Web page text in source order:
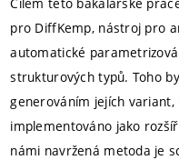
pro DiffKemp, nástroj pro
automatické
strukturových typů. Toho
generováním jejích
implementováno jako
námi navržená metoda je